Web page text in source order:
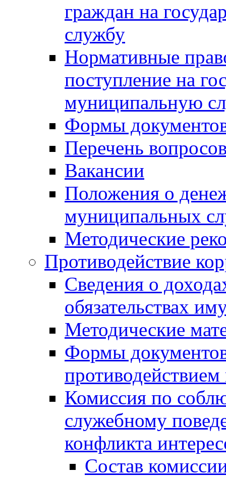
граждан на
службу
Нормативные
поступление на
муниципальную
Формы
Перечень
Вакансии
Положения о
муниципальных
Методические
Противодействие
Сведения о
обязательствах
Методические
Формы
Комиссия по
служебному
конфликта
Состав